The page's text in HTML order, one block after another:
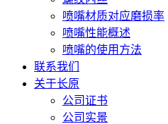
喷嘴材质对应磨损率
喷嘴性能概述
喷嘴的使用方法
联系我们
关于长原
公司证书
公司实景